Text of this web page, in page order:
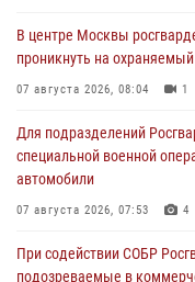
В центре Москвы
проникнуть на
07 августа 2026, 08:04 1
Для подразделений
специальной военной
автомобили
07 августа 2026, 07:53 4
При содействии СОБР
подозреваемые в